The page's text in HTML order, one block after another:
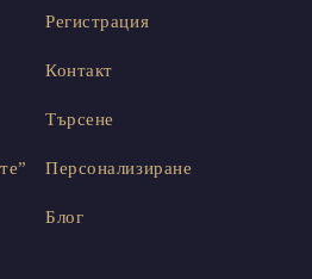
Регистрация
Контакт
Търсене
Персонализиране
Блог